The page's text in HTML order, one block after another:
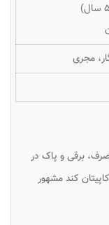
مجری
برقی و پاک در
کند مشهور